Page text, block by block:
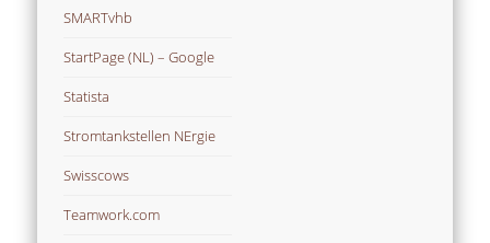
SMARTvhb
StartPage (NL) – Google
Statista
Stromtankstellen NErgie
Swisscows
Teamwork.com